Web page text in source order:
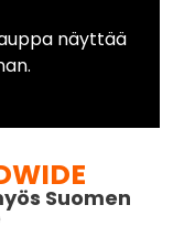
näyttää
Suomen